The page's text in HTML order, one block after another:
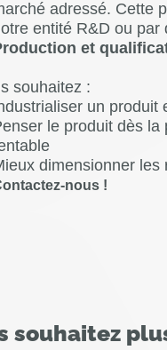
adressé. Cette
entité R&D ou par
et
souhaitez :
un produit
le produit dès
dimensionner
nous !
souhaitez